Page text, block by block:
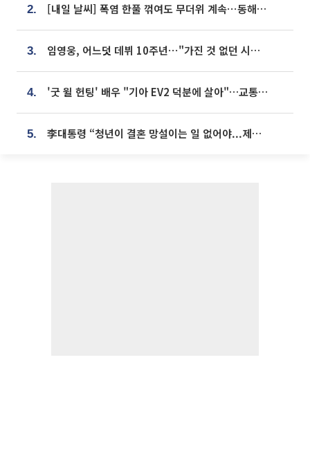
2. [내일 날씨] 폭염 한풀 꺾여도 무더위 계속⋯동해안 이틀 연속 비
3. 임영웅, 어느덧 데뷔 10주년⋯"가진 것 없던 시절, 내 앞엔 20명의 팬뿐"
4. '굿 윌 헌팅' 배우 "기아 EV2 덕분에 살아"…교통사고 후 안전성 극찬
5. 李대통령 “청년이 결혼 망설이는 일 없어야...제도상 불이익 조사”